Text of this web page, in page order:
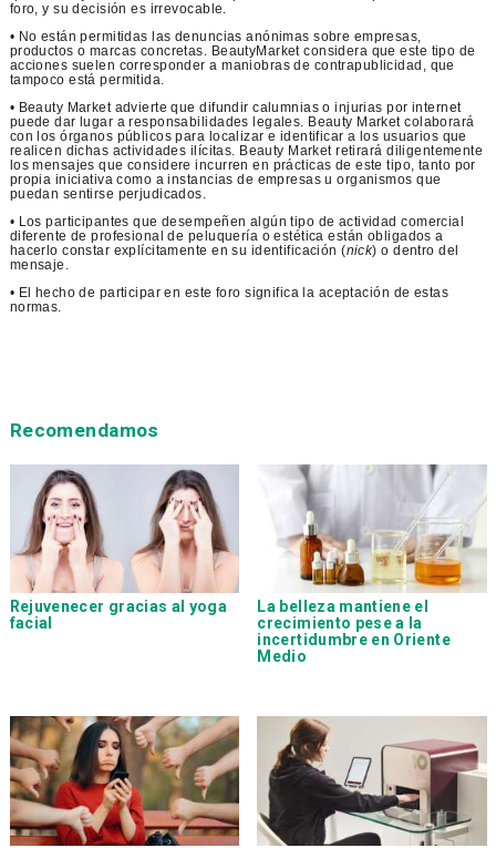
foro, y su decisión es irrevocable.
• No están permitidas las denuncias anónimas sobre empresas,
productos o marcas concretas. BeautyMarket considera que este tipo de
acciones suelen corresponder a maniobras de contrapublicidad, que
tampoco está permitida.
• Beauty Market advierte que difundir calumnias o injurias por internet
puede dar lugar a responsabilidades legales. Beauty Market colaborará
con los órganos públicos para localizar e identificar a los usuarios que
realicen dichas actividades ilícitas. Beauty Market retirará diligentemente
los mensajes que considere incurren en prácticas de este tipo, tanto por
propia iniciativa como a instancias de empresas u organismos que
puedan sentirse perjudicados.
• Los participantes que desempeñen algún tipo de actividad comercial
diferente de profesional de peluquería o estética están obligados a
hacerlo constar explícitamente en su identificación (nick) o dentro del
mensaje.
• El hecho de participar en este foro significa la aceptación de estas
normas.
Recomendamos
Rejuvenecer gracias al yoga
facial
La belleza mantiene el
crecimiento pese a la
incertidumbre en Oriente
Medio